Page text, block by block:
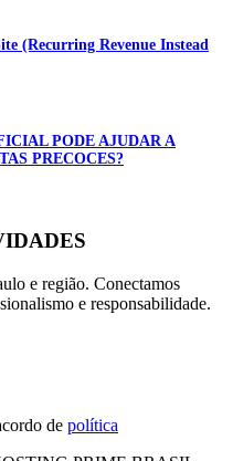
(Recurring Revenue Instead
PODE AJUDAR A
PRECOCES?
e região. Conectamos
e responsabilidade.
de política